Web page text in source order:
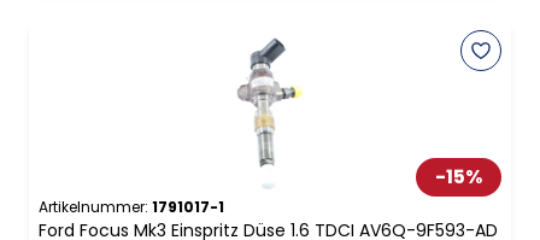
-15%
Artikelnummer: 1791017-1
Ford Focus Mk3 Einspritz Düse 1.6 TDCI AV6Q-9F593-AD